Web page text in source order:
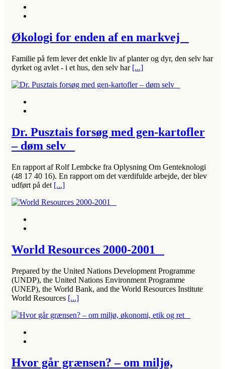
Økologi for enden af en markvej
Familie på fem lever det enkle liv af planter og dyr, den selv har
dyrket og avlet - i et hus, den selv har [...]
Dr. Pusztais forsøg med gen-kartofler
– døm selv
En rapport af Rolf Lembcke fra Oplysning Om Genteknologi
(48 17 40 16). En rapport om det værdifulde arbejde, der blev
udført på det [...]
World Resources 2000-2001
Prepared by the United Nations Development Programme
(UNDP), the United Nations Environment Programme
(UNEP), the World Bank, and the World Resources Institute
World Resources [...]
Hvor går grænsen? – om miljø,